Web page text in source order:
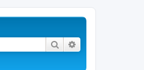
Rechercher